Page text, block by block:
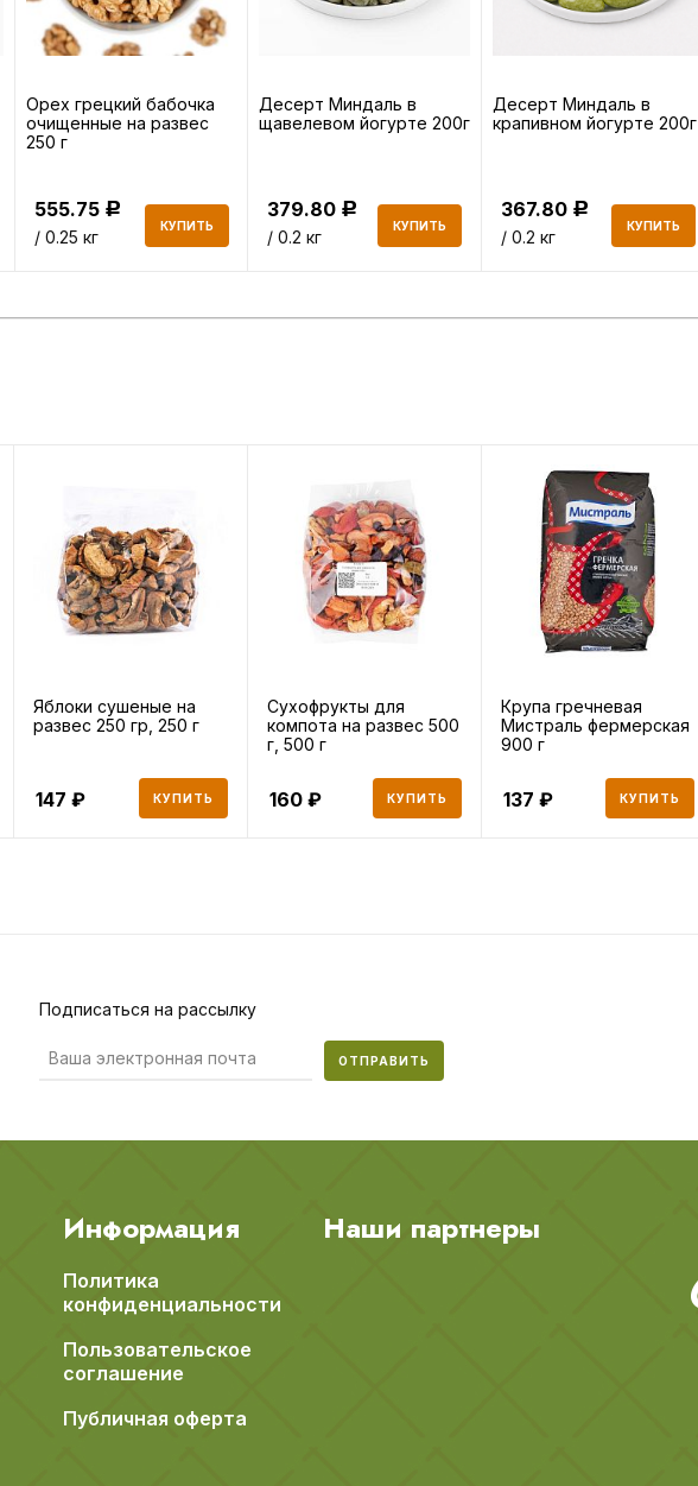
Орех грецкий бабочка
очищенные на развес
250 г
555.75 Р
/ 0.25 кг
КУПИТЬ
Десерт Миндаль в
щавелевом йогурте 200г
379.80 Р
/ 0.2 кг
КУПИТЬ
Десерт Миндаль в
крапивном йогурте 200г
367.80 Р
/ 0.2 кг
КУПИТЬ
Яблоки сушеные на
развес 250 гр, 250 г
147 КУПИТЬ
Сухофрукты для
компота на развес 500
г, 500 г
160 КУПИТЬ
Крупа гречневая
Мистраль фермерская
900 г
137 КУПИТЬ
Подписаться на рассылку
ОТПРАВИТЬ
Информация
Политика
конфиденциальности
Пользовательское
соглашение
Публичная оферта
Наши партнеры